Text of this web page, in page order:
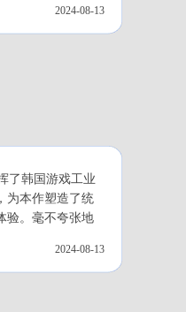
】《匹诺曹的谎
自己的角色。
2024-08-13
了韩国游戏工业
为本作塑造了统
验。毫不夸张地
的作品之外，见过
2024-08-13